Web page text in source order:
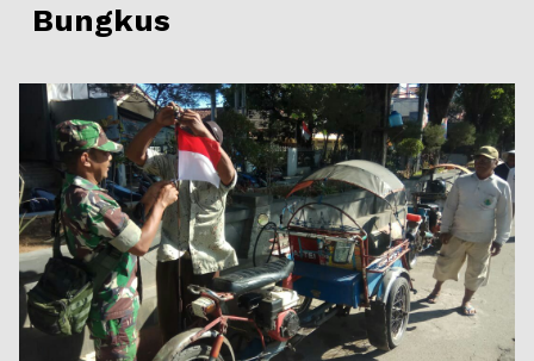
Bungkus